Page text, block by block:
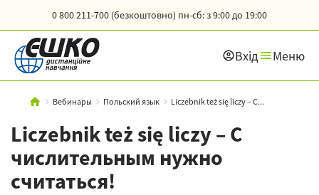
0 800 211-700 (безкоштовно) пн-сб: з 9:00 до 19:00
Вхід Меню
Вебинары Польский язык Liczebnik też się liczy – С...
Liczebnik też się liczy – С
числительным нужно
считаться!